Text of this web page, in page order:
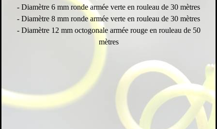
- Diamètre 6 mm ronde armée verte en rouleau de 30 mètres
- Diamètre 8 mm ronde armée verte en rouleau de 30 mètres
- Diamètre 12 mm octogonale armée rouge en rouleau de 50
mètres